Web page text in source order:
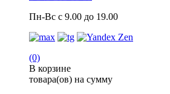
Пн-Вс с 9.00 до 19.00
(0)
В корзине
товара(ов) на сумму